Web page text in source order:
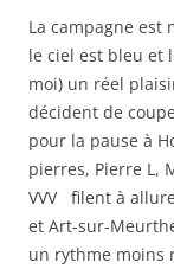
La campagne est
le ciel est bleu et
moi) un réel
décident de
pour la pause à
pierres, Pierre L,
VVV filent à
et Art-sur-
un rythme moins